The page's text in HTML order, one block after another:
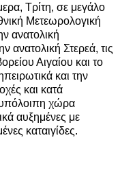
Τρίτη, σε μεγάλο
Μετεωρολογική
ανατολική
ανατολική Στερεά, τις
Αιγαίου και το
και την
και κατά
υπόλοιπη χώρα
αυξημένες με
καταιγίδες.